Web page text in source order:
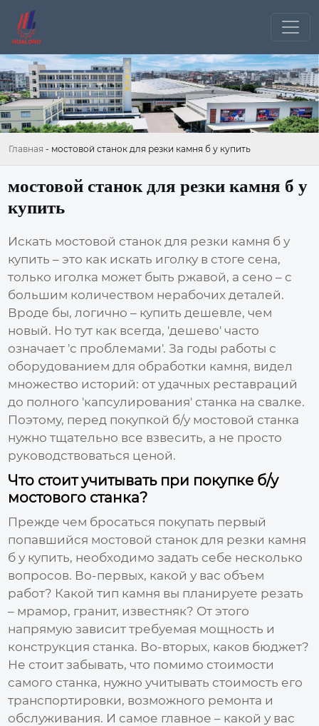
Главная - мостовой станок для резки камня б у купить
мостовой станок для резки камня б у
купить
Искать мостовой станок для резки камня б у
купить – это как искать иголку в стоге сена,
только иголка может быть ржавой, а сено – с
большим количеством нерабочих деталей.
Вроде бы, логично – купить дешевле, чем
новый. Но тут как всегда, 'дешево' часто
означает 'с проблемами'. За годы работы с
оборудованием для обработки камня, видел
множество историй: от удачных реставраций
до полного 'капсулирования' станка на свалке.
Поэтому, перед покупкой б/у мостовой станка
нужно тщательно все взвесить, а не просто
руководствоваться ценой.
Что стоит учитывать при покупке б/у
мостового станка?
Прежде чем бросаться покупать первый
попавшийся мостовой станок для резки камня
б у купить, необходимо задать себе несколько
вопросов. Во-первых, какой у вас объем
работ? Какой тип камня вы планируете резать
– мрамор, гранит, известняк? От этого
напрямую зависит требуемая мощность и
конструкция станка. Во-вторых, каков бюджет?
Не стоит забывать, что помимо стоимости
самого станка, нужно учитывать стоимость его
транспортировки, возможного ремонта и
обслуживания. И самое главное – какой у вас